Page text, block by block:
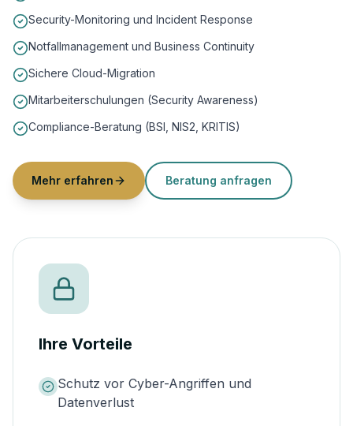
Security-Monitoring und Incident Response
Notfallmanagement und Business Continuity
Sichere Cloud-Migration
Mitarbeiterschulungen (Security Awareness)
Compliance-Beratung (BSI, NIS2, KRITIS)
Mehr erfahren Beratung anfragen
Ihre Vorteile
Schutz vor Cyber-Angriffen und
Datenverlust